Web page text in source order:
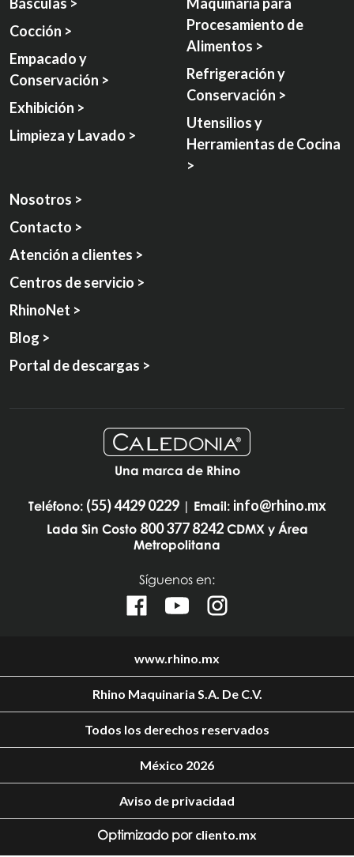
Cocción >
Empacado y
Conservación >
Exhibición >
Limpieza y Lavado >
Procesamiento de
Alimentos >
Refrigeración y
Conservación >
Utensilios y
Herramientas de Cocina
>
Nosotros >
Contacto >
Atención a clientes >
Centros de servicio >
RhinoNet >
Blog >
Portal de descargas >
Una marca de Rhino
Teléfono: (55) 4429 0229| Email: info@rhino.mx
Lada Sin Costo 800 377 8242CDMX y Área
Metropolitana
Síguenos en:
www.rhino.mx
Rhino Maquinaria S.A. De C.V.
Todos los derechos reservados
México 2026
Aviso de privacidad
Optimizado por cliento.mx